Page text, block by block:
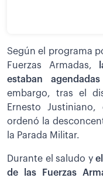
Según el programa
Fuerzas Armadas,
estaban
embargo, tras el
Ernesto
ordenó la
la Parada Militar.
Durante el saludo yel
de las Fuerzas